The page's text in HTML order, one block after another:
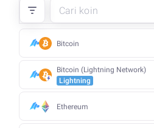
Bitcoin
Bitcoin (Lightning Network)
Lightning
Ethereum